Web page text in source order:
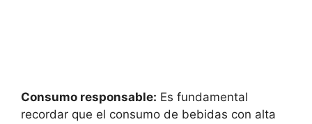
Consumo responsable: Es fundamental
recordar que el consumo de bebidas con alta